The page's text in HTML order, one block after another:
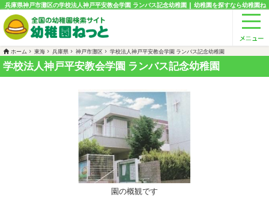
兵庫県神戸市灘区の学校法人神戸平安教会学園 ランバス記念幼稚園 | 幼稚園を探すなら幼稚園ね
っと
ホーム 東海 兵庫県 神戸市灘区 学校法人神戸平安教会学園 ランバス記念幼稚園
学校法人神戸平安教会学園 ランバス記念幼稚園
園の概観です